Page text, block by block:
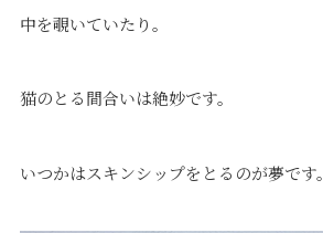
中を覗いていたり。
猫のとる間合いは絶妙です。
いつかはスキンシップをとるのが夢です。